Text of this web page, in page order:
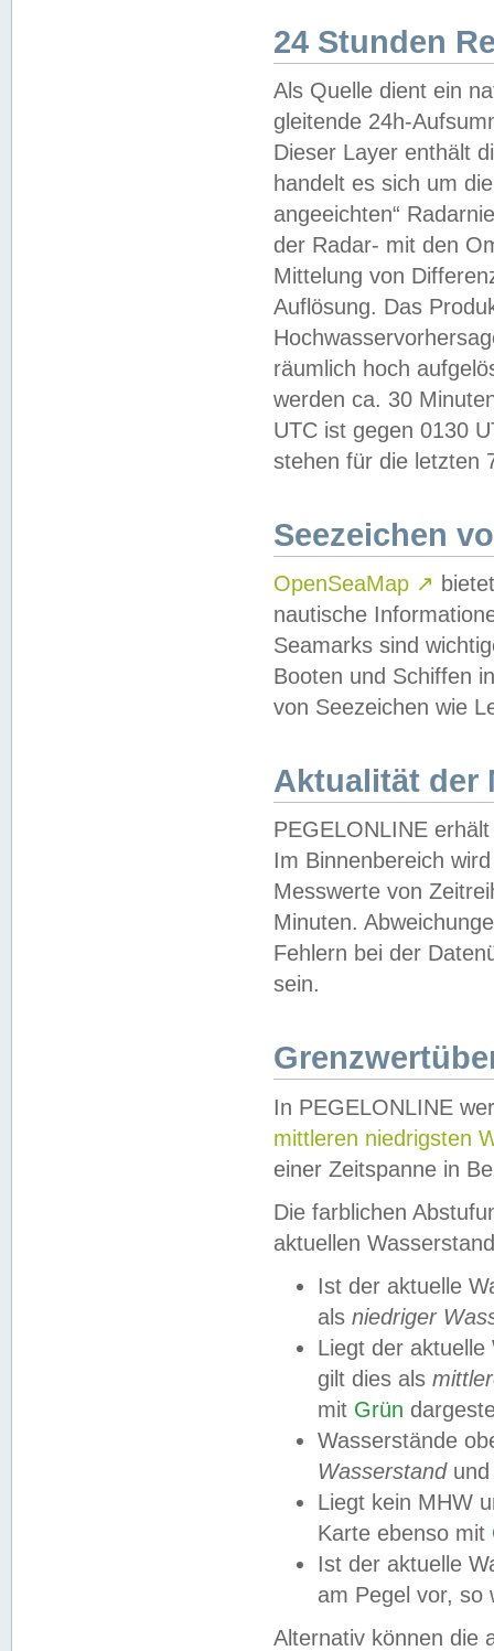
24 Stunden
Als Quelle dient ein
gleitende 24h-
Dieser Layer enthält
handelt es sich um
angeeichten“
der Radar- mit den
Mittelung von
Auflösung. Das
räumlich hoch
werden ca. 30
UTC ist gegen 0130
stehen für die letzten
Seezeichen
OpenSeaMap ↗
nautische
Seamarks sind
Booten und Schiffen
von Seezeichen wie
Aktualität der
PEGELONLINE
Im Binnenbereich
Messwerte von
Minuten.
Fehlern bei der
sein.
In PEGELONLINE
mittleren niedrigsten
einer Zeitspanne in
Die farblichen
aktuellen
Ist der aktuelle
als niedriger
Liegt der
gilt dies als
mit Grün
Wasserstände
Wasserstandund
Liegt kein MHW
Karte ebenso mit
Ist der aktuelle
am Pegel vor,
Alternativ können die